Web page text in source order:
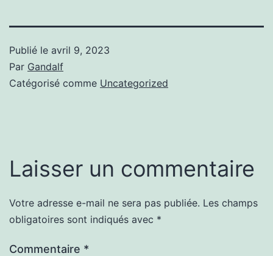
Publié le avril 9, 2023
Par Gandalf
Catégorisé comme Uncategorized
Laisser un commentaire
Votre adresse e-mail ne sera pas publiée. Les champs
obligatoires sont indiqués avec *
Commentaire *